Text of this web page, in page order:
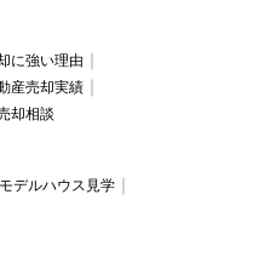
に強い理由
産売却実績
却相談
モデルハウス見学